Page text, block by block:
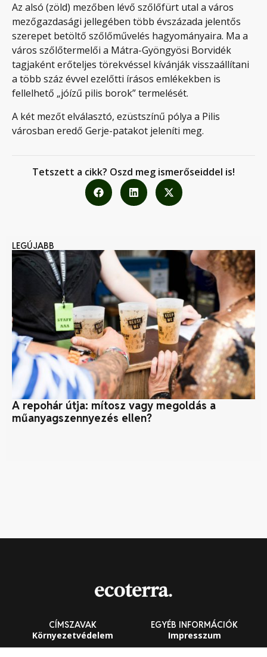
Az alsó (zöld) mezőben lévő szőlőfürt utal a város
mezőgazdasági jellegében több évszázada jelentős
szerepet betöltő szőlőművelés hagyományaira. Ma a
város szőlőtermelői a Mátra-Gyöngyösi Borvidék
tagjaként erőteljes törekvéssel kívánják visszaállítani
a több száz évvel ezelőtti írásos emlékekben is
fellelhető „jóízű pilis borok” termelését.
A két mezőt elválasztó, ezüstszínű pólya a Pilis
városban eredő Gerje-patakot jeleníti meg.
Tetszett a cikk? Oszd meg ismerőseiddel is!
LEGÚJABB
A repohár útja: mítosz vagy megoldás a
műanyagszennyezés ellen?
CÍMSZAVAK
Környezetvédelem
EGYÉB INFORMÁCIÓK
Impresszum